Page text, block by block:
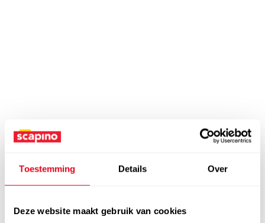
Toestemming Details Over
Deze website maakt gebruik van cookies